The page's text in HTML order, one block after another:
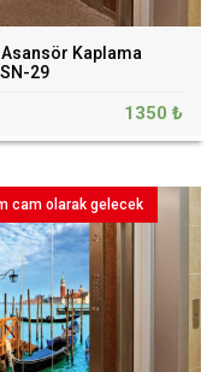
Asansör Kaplama
29
1350 ₺
cam olarak gelecek